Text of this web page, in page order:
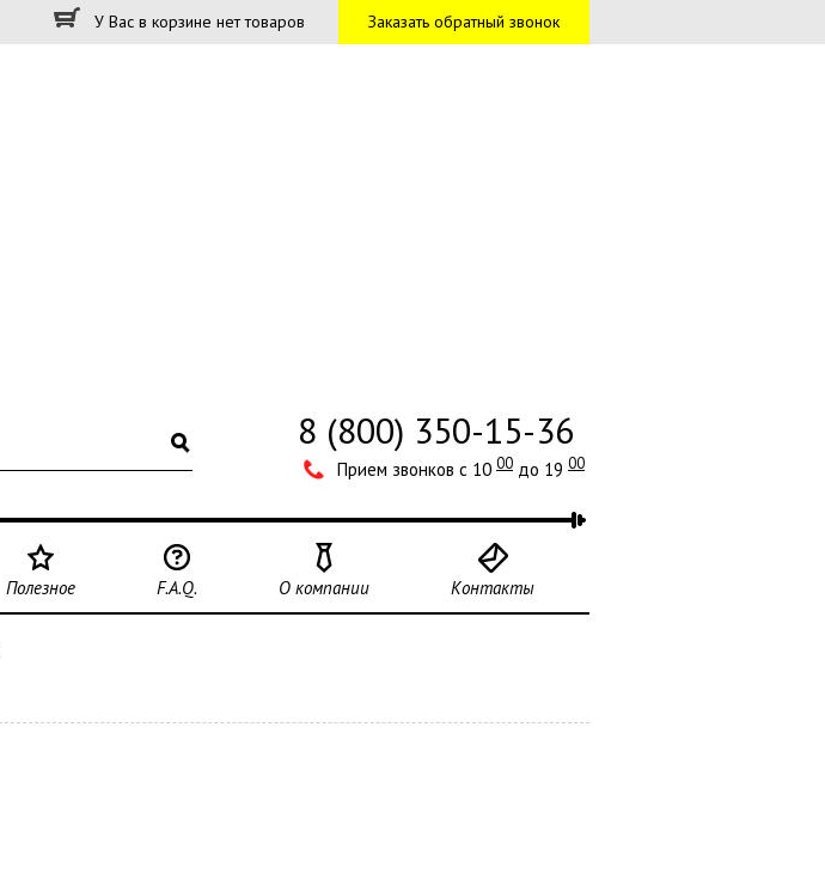
Заказать обратный звонок
У Вас в корзине нет товаров
8 (800) 350-15-36
Прием звонков с 10 00 до 19 00
Полезное F.A.Q. О компании Контакты